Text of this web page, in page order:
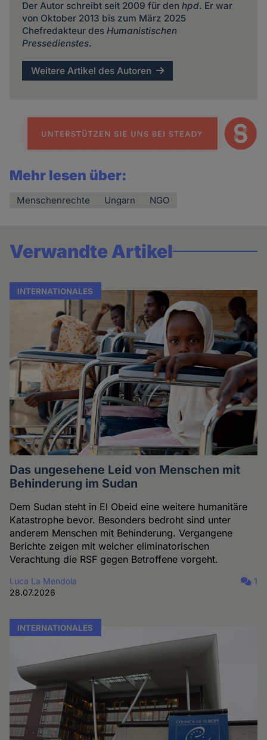
Der Autor schreibt seit 2009 für den hpd. Er war
von Oktober 2013 bis zum März 2025
Chefredakteur des Humanistischen
Pressedienstes.
Weitere Artikel des Autoren
Mehr lesen über:
Menschenrechte Ungarn NGO
Verwandte Artikel
INTERNATIONALES
Das ungesehene Leid von Menschen mit
Behinderung im Sudan
Dem Sudan steht in El Obeid eine weitere humanitäre
Katastrophe bevor. Besonders bedroht sind unter
anderem Menschen mit Behinderung. Vergangene
Berichte zeigen mit welcher eliminatorischen
Verachtung die RSF gegen Betroffene vorgeht.
Luca La Mendola
28.07.2026
1
INTERNATIONALES